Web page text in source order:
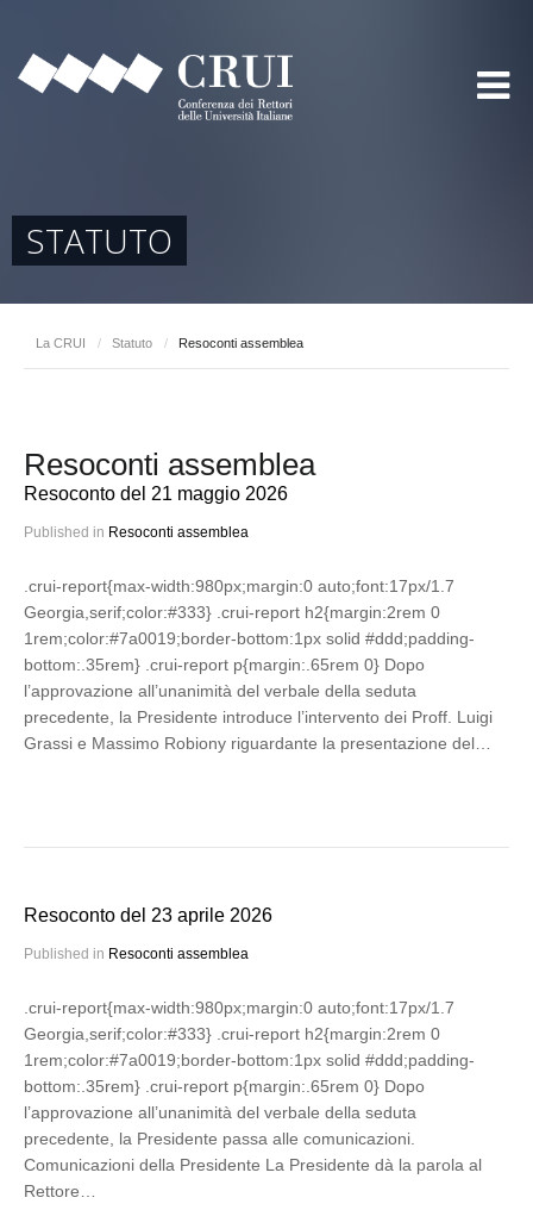
STATUTO
La CRUI / Statuto / Resoconti assemblea
Resoconti assemblea
Resoconto del 21 maggio 2026
Published in Resoconti assemblea
.crui-report{max-width:980px;margin:0 auto;font:17px/1.7
Georgia,serif;color:#333} .crui-report h2{margin:2rem 0
1rem;color:#7a0019;border-bottom:1px solid #ddd;padding-
bottom:.35rem} .crui-report p{margin:.65rem 0} Dopo
l’approvazione all’unanimità del verbale della seduta
precedente, la Presidente introduce l’intervento dei Proff. Luigi
Grassi e Massimo Robiony riguardante la presentazione del…
Resoconto del 23 aprile 2026
Published in Resoconti assemblea
.crui-report{max-width:980px;margin:0 auto;font:17px/1.7
Georgia,serif;color:#333} .crui-report h2{margin:2rem 0
1rem;color:#7a0019;border-bottom:1px solid #ddd;padding-
bottom:.35rem} .crui-report p{margin:.65rem 0} Dopo
l’approvazione all’unanimità del verbale della seduta
precedente, la Presidente passa alle comunicazioni.
Comunicazioni della Presidente La Presidente dà la parola al
Rettore…